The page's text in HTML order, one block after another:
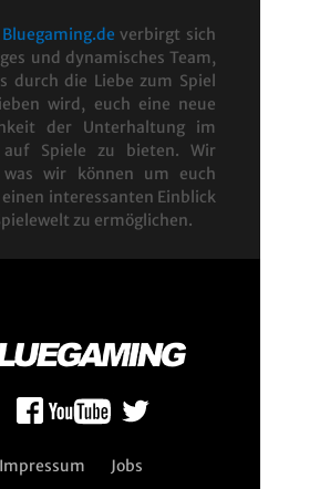
Bluegaming.de verbirgt sich
und dynamisches Team,
durch die Liebe zum Spiel
wird, euch eine neue
der Unterhaltung im
auf Spiele zu bieten. Wir
was wir können um euch
interessanten Einblick
zu ermöglichen.
Impressum Jobs